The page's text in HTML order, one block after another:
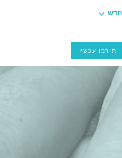
חדש
תירמו עכשיו